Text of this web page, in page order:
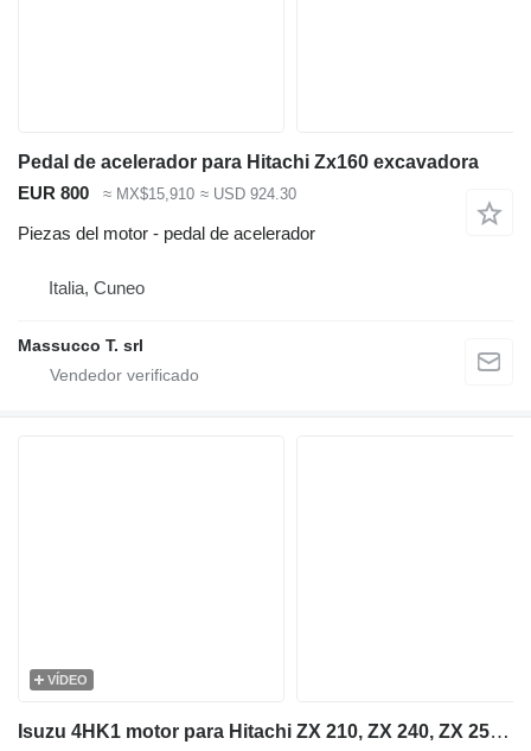
Pedal de acelerador para Hitachi Zx160 excavadora
EUR 800
≈ MX$15,910 ≈ USD 924.30
Piezas del motor - pedal de acelerador
Italia, Cuneo
Massucco T. srl
VÍDEO
Isuzu 4HK1 motor para Hitachi ZX 210, ZX 240, ZX 250 excavadora